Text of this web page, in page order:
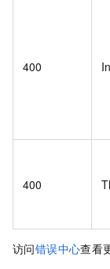
400
400
访问错误中心查看